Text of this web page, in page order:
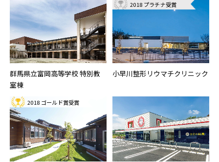
群馬県立富岡高等学校 特別教
室棟
2018 プラチナ受賞
小早川整形リウマチクリニック
2018 ゴールド賞受賞